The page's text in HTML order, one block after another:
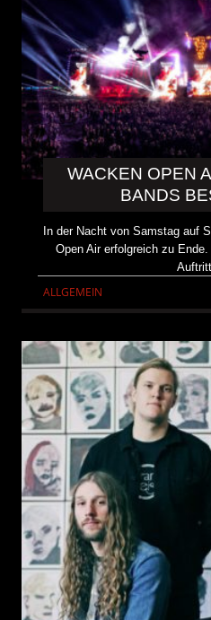
WACKEN OPEN
BANDS
In der Nacht von Samstag auf
Open Air erfolgreich zu
ALLGEMEIN